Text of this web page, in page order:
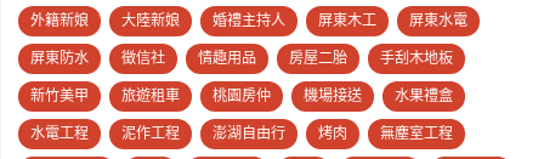
外籍新娘 大陸新娘 婚禮主持人 屏東木工 屏東水電
屏東防水 徵信社 情趣用品 房屋二胎 手刮木地板
新竹美甲 旅遊租車 桃園房仲 機場接送 水果禮盒
水電工程 泥作工程 澎湖自由行 烤肉 無塵室工程